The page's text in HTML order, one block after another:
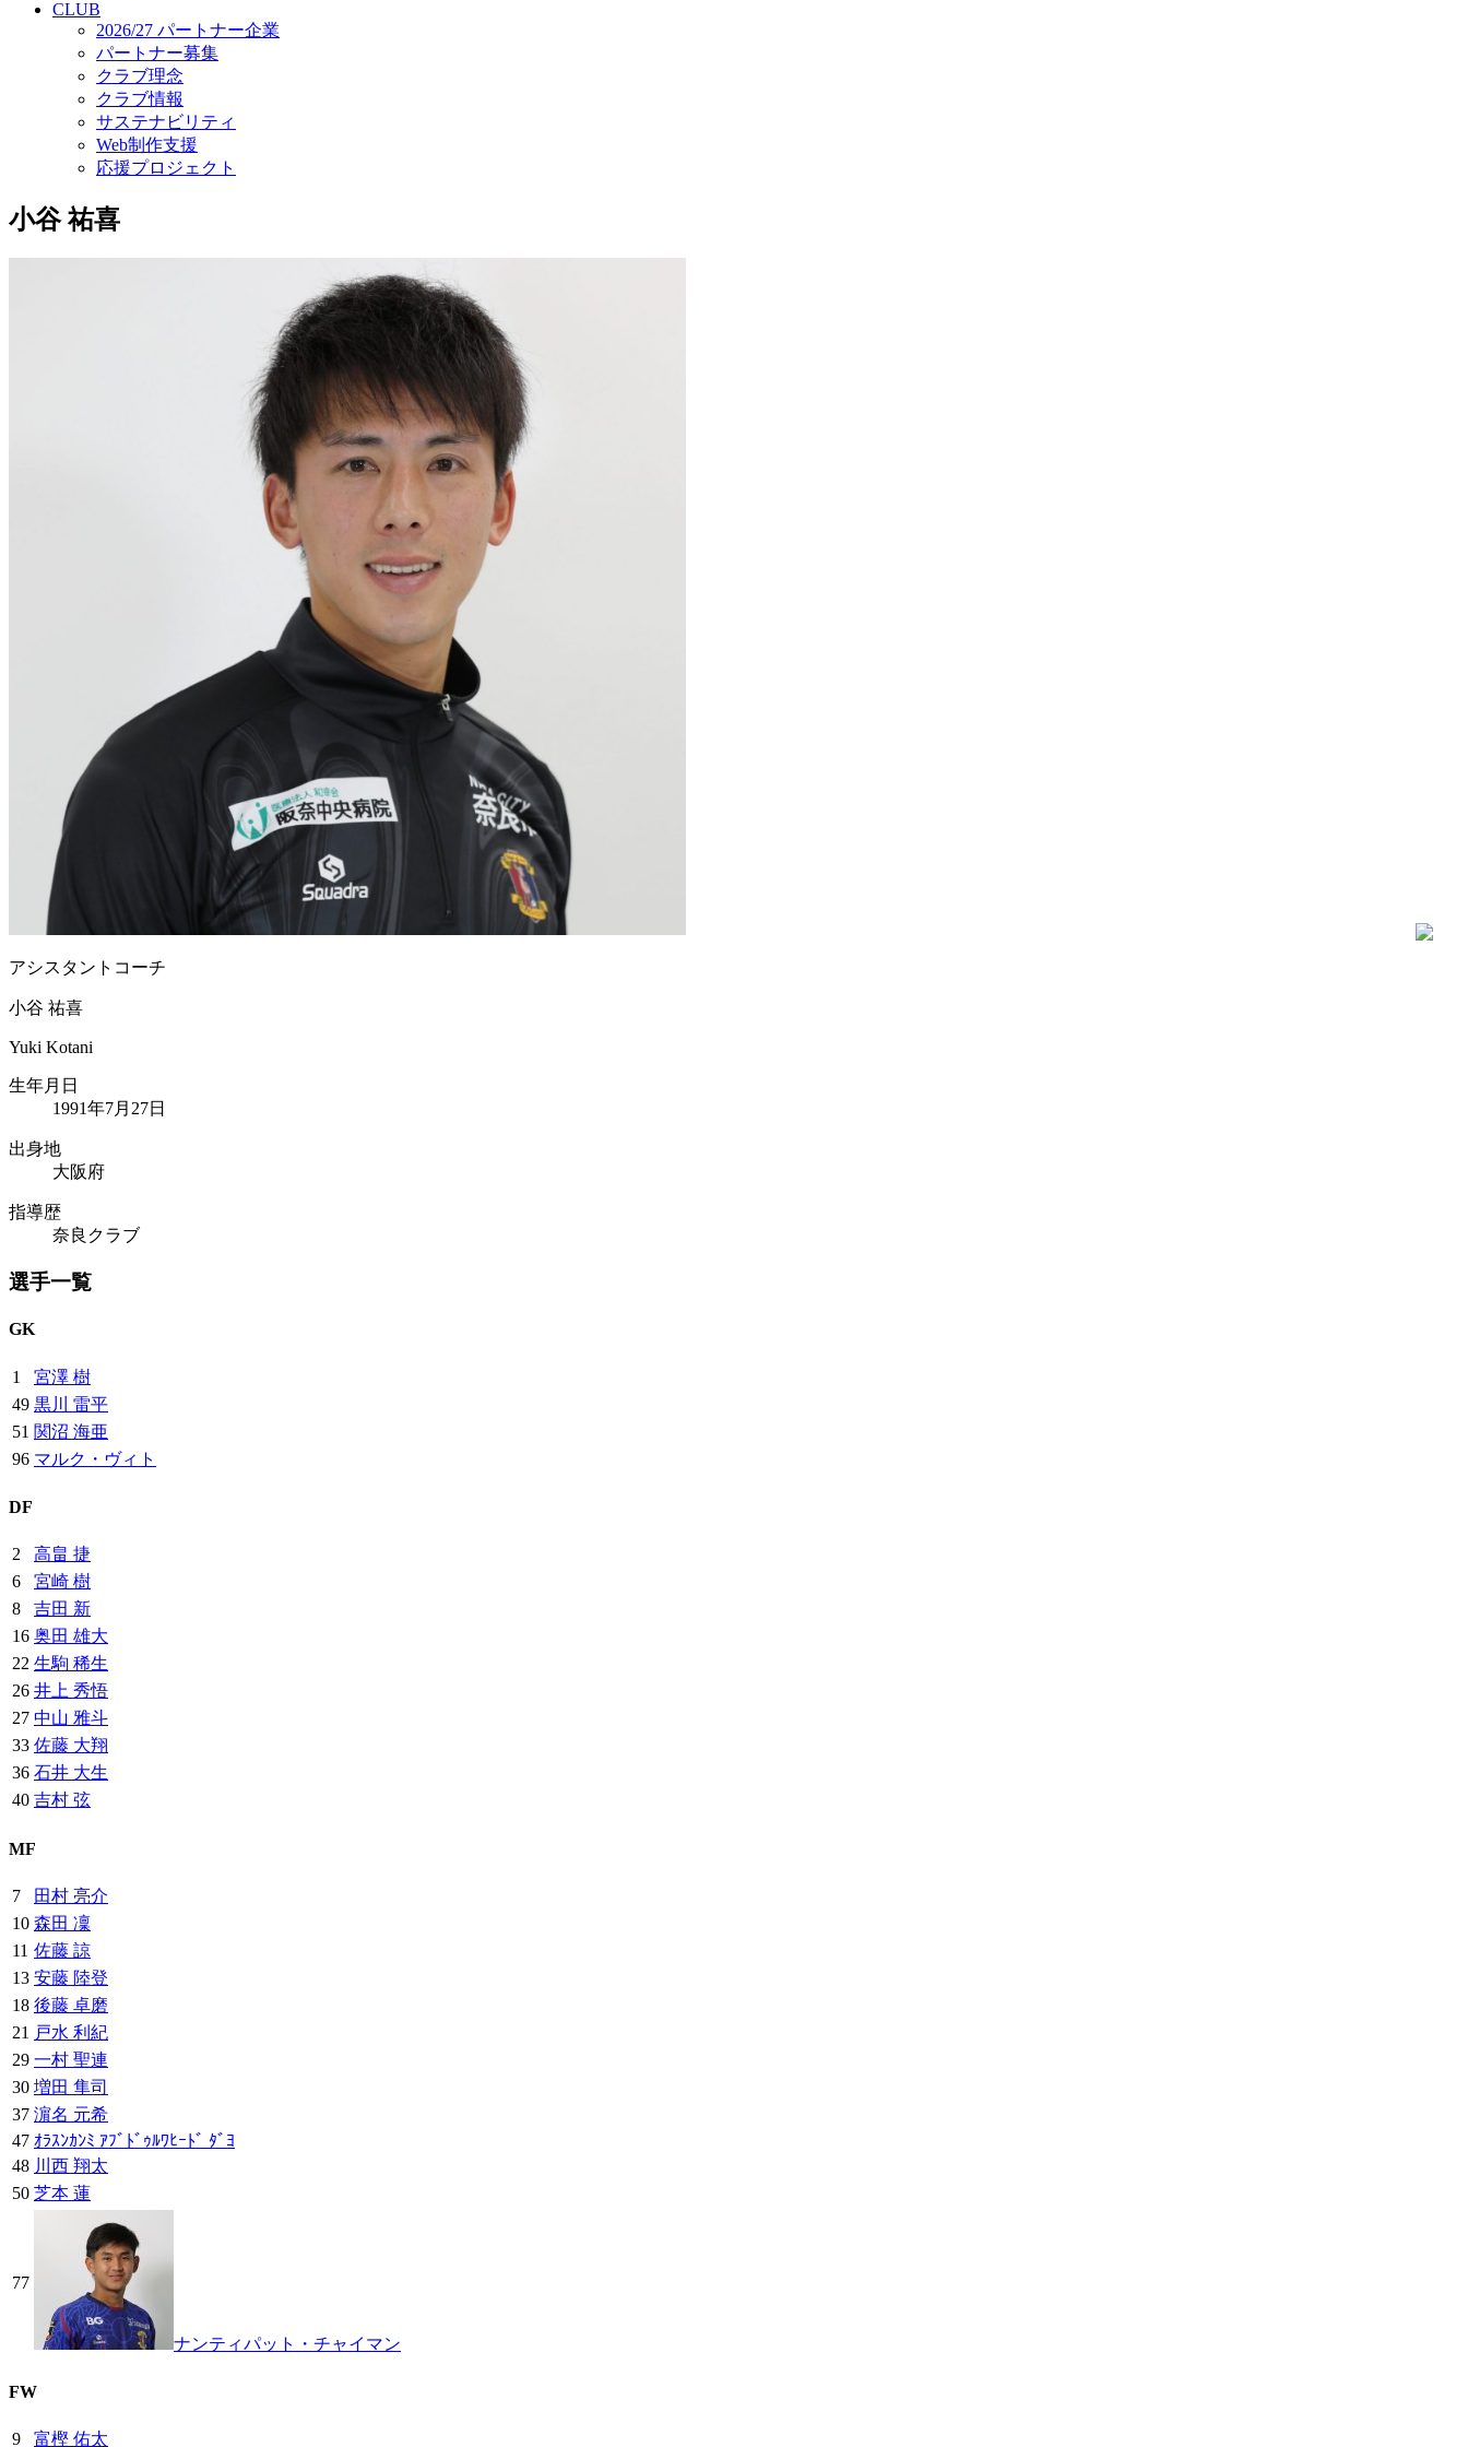
CLUB
2026/27 パートナー企業
パートナー募集
クラブ理念
クラブ情報
サステナビリティ
Web制作支援
応援プロジェクト
小谷 祐喜
アシスタントコーチ
小谷 祐喜
Yuki Kotani
生年月日
1991年7月27日
出身地
大阪府
指導歴
奈良クラブ
選手一覧
GK
1
宮澤 樹
49 黒川 雷平
51 関沼 海亜
96 マルク・ヴィト
DF
2
高畠 捷
6
宮崎 樹
8
吉田 新
16 奥田 雄大
22 生駒 稀生
26 井上 秀悟
27 中山 雅斗
33 佐藤 大翔
36 石井 大生
40 吉村 弦
MF
7
田村 亮介
10 森田 凜
11 佐藤 諒
13 安藤 陸登
18 後藤 卓磨
21 戸水 利紀
29 一村 聖連
30 増田 隼司
37 濵名 元希
47 ｵﾗｽﾝｶﾝﾐ ｱﾌﾞﾄﾞｩﾙﾜﾋｰﾄﾞ ﾀﾞﾖ
48 川西 翔太
50 芝本 蓮
77
ナンティパット・チャイマン
FW
9 富樫 佑太